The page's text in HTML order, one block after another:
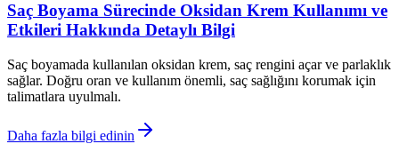
Saç Boyama Sürecinde Oksidan Krem Kullanımı ve
Etkileri Hakkında Detaylı Bilgi
Saç boyamada kullanılan oksidan krem, saç rengini açar ve parlaklık
sağlar. Doğru oran ve kullanım önemli, saç sağlığını korumak için
talimatlara uyulmalı.
Daha fazla bilgi edinin